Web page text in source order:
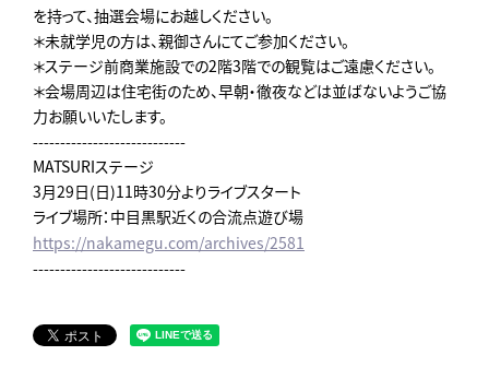
を持って、抽選会場にお越しください。
＊未就学児の方は、親御さんにてご参加ください。
＊ステージ前商業施設での2階3階での観覧はご遠慮ください。
＊会場周辺は住宅街のため、早朝・徹夜などは並ばないようご協
力お願いいたします。
----------------------------
MATSURIステージ
3月29日(日)11時30分よりライブスタート
ライブ場所：中目黒駅近くの合流点遊び場
https://nakamegu.com/archives/2581
----------------------------